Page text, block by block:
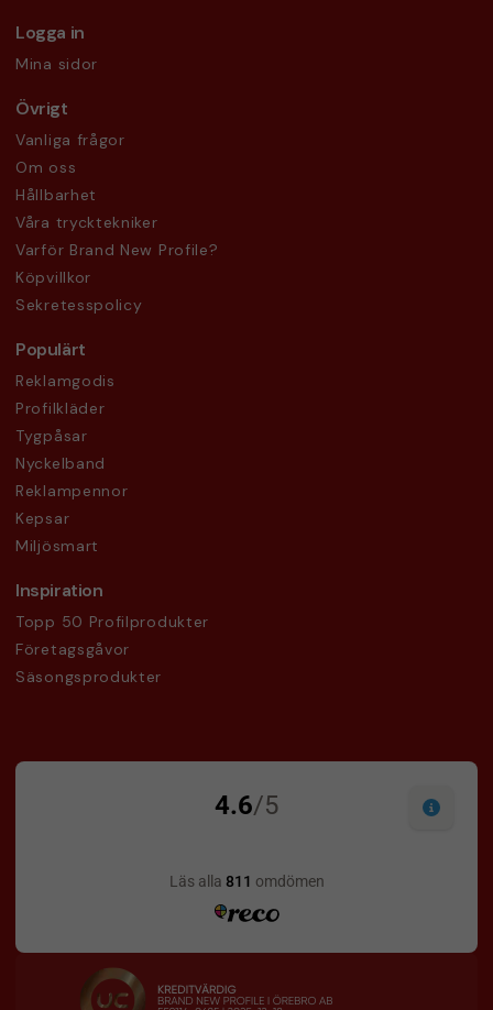
Logga in
Mina sidor
Övrigt
Vanliga frågor
Om oss
Hållbarhet
Våra trycktekniker
Varför Brand New Profile?
Köpvillkor
Sekretesspolicy
Populärt
Reklamgodis
Profilkläder
Tygpåsar
Nyckelband
Reklampennor
Kepsar
Miljösmart
Inspiration
Topp 50 Profilprodukter
Företagsgåvor
Säsongsprodukter